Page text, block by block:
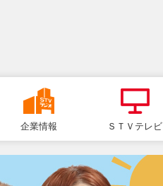
企業情報 ＳＴＶテレビ